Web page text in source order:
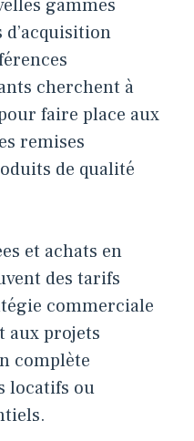
gammes
cherchent à
faire place aux
remises
de qualité
et achats en
des tarifs
commerciale
aux projets
complète
locatifs ou